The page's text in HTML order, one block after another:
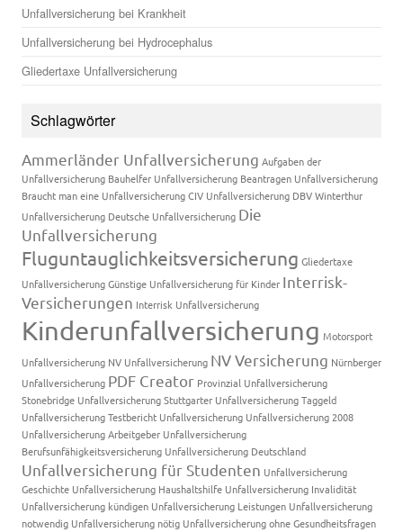
Unfallversicherung bei Krankheit
Unfallversicherung bei Hydrocephalus
Gliedertaxe Unfallversicherung
Schlagwörter
Ammerländer Unfallversicherung Aufgaben der
Unfallversicherung Bauhelfer Unfallversicherung Beantragen Unfallversicherung
Braucht man eine UnfallversicherungCIV Unfallversicherung DBV Winterthur
Unfallversicherung Deutsche Unfallversicherung Die
Unfallversicherung
Fluguntauglichkeitsversicherung Gliedertaxe
UnfallversicherungGünstige Unfallversicherung für Kinder Interrisk-
Versicherungen Interrisk Unfallversicherung
Kinderunfallversicherung Motorsport
Unfallversicherung NV Unfallversicherung NV Versicherung Nürnberger
Unfallversicherung PDF Creator Provinzial Unfallversicherung
Stonebridge UnfallversicherungStuttgarter UnfallversicherungTaggeld
UnfallversicherungTestbericht Unfallversicherung Unfallversicherung 2008
Unfallversicherung Arbeitgeber Unfallversicherung
Berufsunfähigkeitsversicherung Unfallversicherung Deutschland
Unfallversicherung für Studenten Unfallversicherung
Geschichte Unfallversicherung Haushaltshilfe Unfallversicherung Invalidität
Unfallversicherung kündigen Unfallversicherung Leistungen Unfallversicherung
notwendig Unfallversicherung nötig Unfallversicherung ohne Gesundheitsfragen